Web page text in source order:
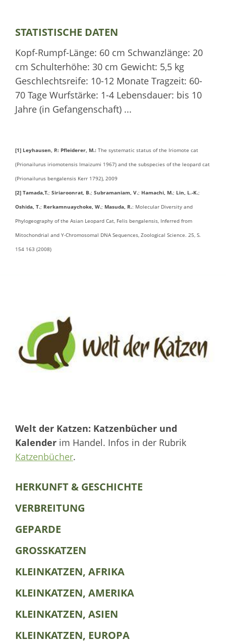
STATISTISCHE DATEN
Kopf-Rumpf-Länge: 60 cm Schwanzlänge: 20
cm Schulterhöhe: 30 cm Gewicht: 5,5 kg
Geschlechtsreife: 10-12 Monate Tragzeit: 60-
70 Tage Wurfstärke: 1-4 Lebensdauer: bis 10
Jahre (in Gefangenschaft) ...
[1] Leyhausen, P.: Pfleiderer, M.: The systematic status of the Iriomote cat
(Prionailurus iriomotensis Imaizumi 1967) and the subspecies of the leopard cat
(Prionailurus bengalensis Kerr 1792), 2009
[2] Tamada,T.; Siriaroonrat, B.; Subramaniam, V.; Hamachi, M.; Lin, L.-K.;
Oshida, T.; Rerkamnuaychoke, W.; Masuda, R.: Molecular Diversity and
Phylogeography of the Asian Leopard Cat, Felis bengalensis, Inferred from
Mitochondrial and Y-Chromosomal DNA Sequences, Zoological Science. 25, S.
154 163 (2008)
Welt der Katzen: Katzenbücher und
Kalender im Handel. Infos in der Rubrik
Katzenbücher.
HERKUNFT & GESCHICHTE
VERBREITUNG
GEPARDE
GROSSKATZEN
KLEINKATZEN, AFRIKA
KLEINKATZEN, AMERIKA
KLEINKATZEN, ASIEN
KLEINKATZEN, EUROPA